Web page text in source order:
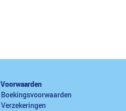
Voorwaarden
Boekingsvoorwaarden
Verzekeringen